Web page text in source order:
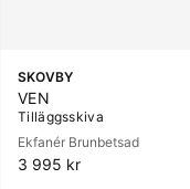
SKOVBY
VEN
Tilläggsskiva
Ekfanér Brunbetsad
3 995 kr